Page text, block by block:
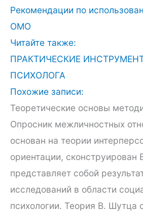
Рекомендации по
ОМО
Читайте также:
ПРАКТИЧЕСКИЕ
ПСИХОЛОГА
Похожие записи:
Теоретические основы
Опросник межличностных
основан на теории
ориентации,
представляет собой
исследований в области
психологии. Теория В. Шутца